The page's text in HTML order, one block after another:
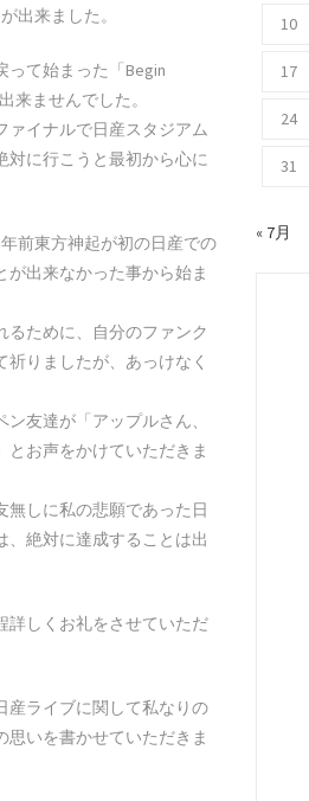
出来ました。
って始まった「Begin
来ませんでした。
ァイナルで日産スタジアム
対に行こうと最初から心に
前東方神起が初の日産での
が出来なかった事から始ま
るために、自分のファンク
りましたが、あっけなく
友達が「アップルさん、
とお声をかけていただきま
無しに私の悲願であった日
、絶対に達成することは出
詳しくお礼をさせていただ
産ライブに関して私なりの
思いを書かせていただきま
10
17
24
31
« 7月